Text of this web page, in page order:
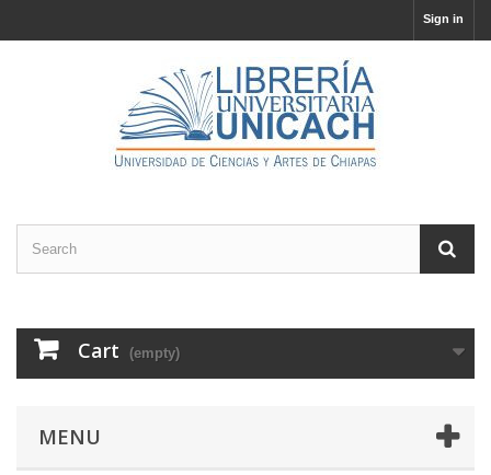
Sign in
Cart (empty)
MENU